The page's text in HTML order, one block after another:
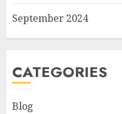
September 2024
CATEGORIES
Blog